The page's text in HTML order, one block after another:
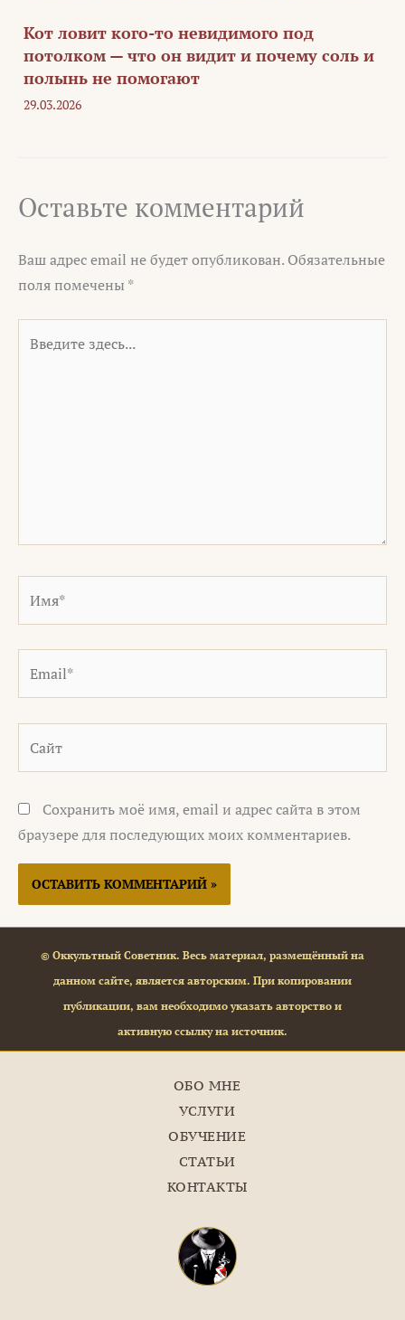
Кот ловит кого-то невидимого под
потолком — что он видит и почему соль и
полынь не помогают
29.03.2026
Оставьте комментарий
Ваш адрес email не будет опубликован. Обязательные
поля помечены *
здесь...
Сохранить моё имя, email и адрес сайта в этом
браузере для последующих моих комментариев.
© Оккультный Советник. Весь материал, размещённый на
данном сайте, является авторским. При копировании
публикации, вам необходимо указать авторство и
активную ссылку на источник.
ОБО МНЕ
УСЛУГИ
ОБУЧЕНИЕ
СТАТЬИ
КОНТАКТЫ